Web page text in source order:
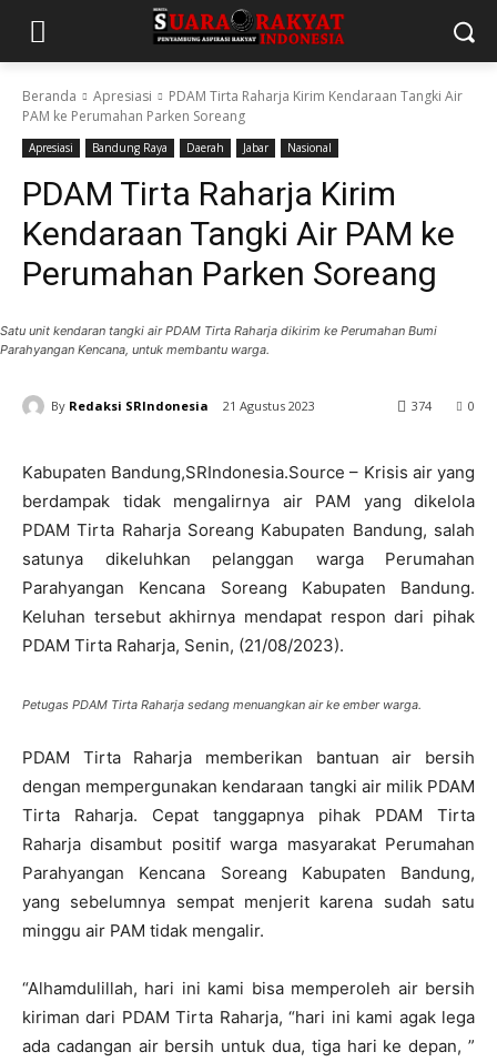
Beranda Apresiasi
PDAM Tirta Raharja Kirim Kendaraan Tangki Air
PAM ke Perumahan Parken Soreang
Apresiasi Bandung Raya Daerah Jabar Nasional
PDAM Tirta Raharja Kirim
Kendaraan Tangki Air PAM ke
Perumahan Parken Soreang
Satu unit kendaran tangki air PDAM Tirta Raharja dikirim ke Perumahan Bumi
Parahyangan Kencana, untuk membantu warga.
By Redaksi SRIndonesia 21 Agustus 2023 0
374
Kabupaten Bandung,SRIndonesia.Source – Krisis air yang
berdampak tidak mengalirnya air PAM yang dikelola
PDAM Tirta Raharja Soreang Kabupaten Bandung, salah
satunya dikeluhkan pelanggan warga Perumahan
Parahyangan Kencana Soreang Kabupaten Bandung.
Keluhan tersebut akhirnya mendapat respon dari pihak
PDAM Tirta Raharja, Senin, (21/08/2023).
Petugas PDAM Tirta Raharja sedang menuangkan air ke ember warga.
PDAM Tirta Raharja memberikan bantuan air bersih
dengan mempergunakan kendaraan tangki air milik PDAM
Tirta Raharja. Cepat tanggapnya pihak PDAM Tirta
Raharja disambut positif warga masyarakat Perumahan
Parahyangan Kencana Soreang Kabupaten Bandung,
yang sebelumnya sempat menjerit karena sudah satu
minggu air PAM tidak mengalir.
“Alhamdulillah, hari ini kami bisa memperoleh air bersih
kiriman dari PDAM Tirta Raharja, “hari ini kami agak lega
ada cadangan air bersih untuk dua, tiga hari ke depan, ”